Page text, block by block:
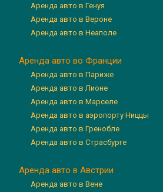
Аренда авто в Генуя
Аренда авто в Вероне
Аренда авто в Неаполе
Аренда авто во Франции
Аренда авто в Париже
Аренда авто в Лионе
Аренда авто в Марселе
Аренда авто в аэропорту Ниццы
Аренда авто в Гренобле
Аренда авто в Страсбурге
Аренда авто в Австрии
Аренда авто в Вене